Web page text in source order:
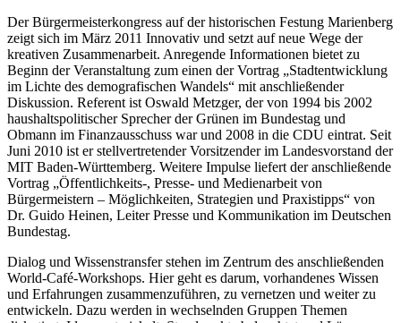
Der Bürgermeisterkongress auf der historischen Festung Marienberg
zeigt sich im März 2011 Innovativ und setzt auf neue Wege der
kreativen Zusammenarbeit. Anregende Informationen bietet zu
Beginn der Veranstaltung zum einen der Vortrag „Stadtentwicklung
im Lichte des demografischen Wandels“ mit anschließender
Diskussion. Referent ist Oswald Metzger, der von 1994 bis 2002
haushaltspolitischer Sprecher der Grünen im Bundestag und
Obmann im Finanzausschuss war und 2008 in die CDU eintrat. Seit
Juni 2010 ist er stellvertretender Vorsitzender im Landesvorstand der
MIT Baden-Württemberg. Weitere Impulse liefert der anschließende
Vortrag „Öffentlichkeits-, Presse- und Medienarbeit von
Bürgermeistern – Möglichkeiten, Strategien und Praxistipps“ von
Dr. Guido Heinen, Leiter Presse und Kommunikation im Deutschen
Bundestag.
Dialog und Wissenstransfer stehen im Zentrum des anschließenden
World-Café-Workshops. Hier geht es darum, vorhandenes Wissen
und Erfahrungen zusammenzuführen, zu vernetzen und weiter zu
entwickeln. Dazu werden in wechselnden Gruppen Themen